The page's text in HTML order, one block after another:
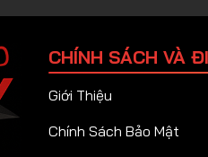
Tập 36
Tập 37
Tập 39
CHÍNH SÁCH VÀ
Giới Thiệu
Chính Sách Bảo Mật